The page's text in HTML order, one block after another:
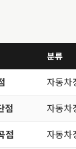
분류
자동차
점 자동차
점 자동차